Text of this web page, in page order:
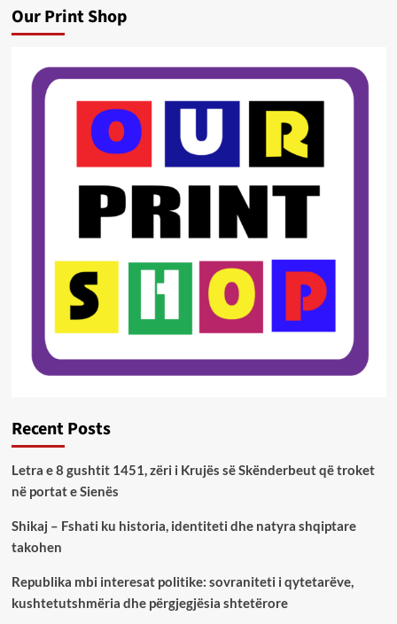
Our Print Shop
Recent Posts
Letra e 8 gushtit 1451, zëri i Krujës së Skënderbeut që troket
në portat e Sienës
Shikaj – Fshati ku historia, identiteti dhe natyra shqiptare
takohen
Republika mbi interesat politike: sovraniteti i qytetarëve,
kushtetutshmëria dhe përgjegjësia shtetërore